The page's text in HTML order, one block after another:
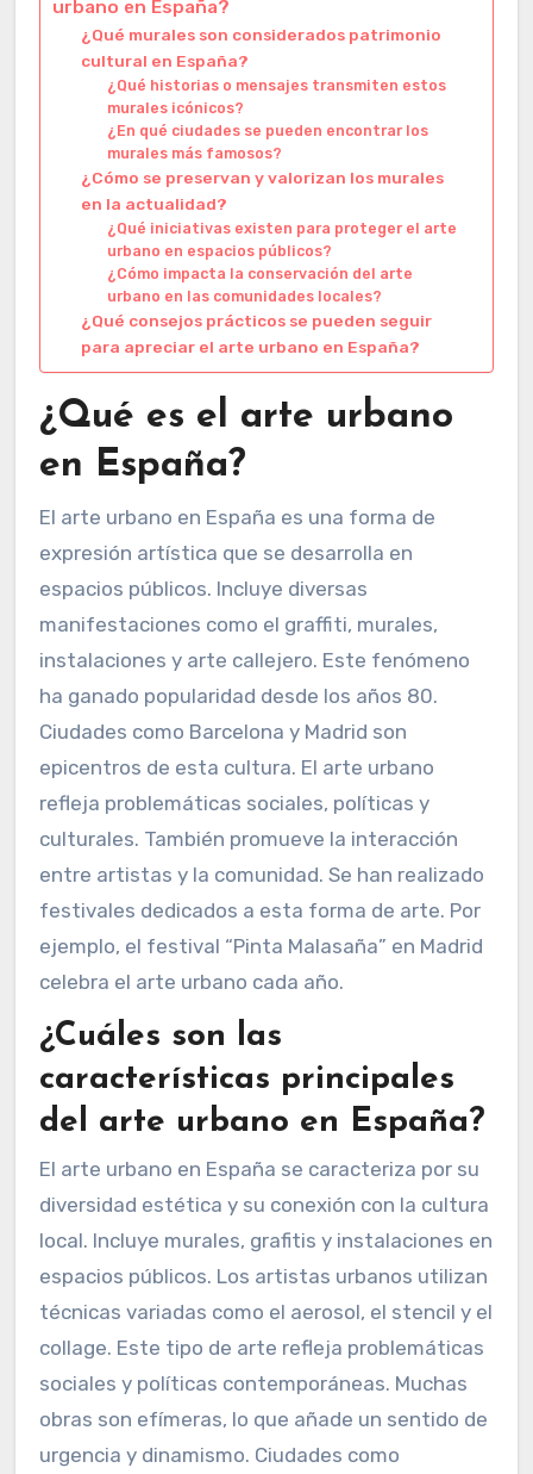
urbano en España?
¿Qué murales son considerados patrimonio
cultural en España?
¿Qué historias o mensajes transmiten estos
murales icónicos?
¿En qué ciudades se pueden encontrar los
murales más famosos?
¿Cómo se preservan y valorizan los murales
en la actualidad?
¿Qué iniciativas existen para proteger el arte
urbano en espacios públicos?
¿Cómo impacta la conservación del arte
urbano en las comunidades locales?
¿Qué consejos prácticos se pueden seguir
para apreciar el arte urbano en España?
¿Qué es el arte urbano
en España?
El arte urbano en España es una forma de
expresión artística que se desarrolla en
espacios públicos. Incluye diversas
manifestaciones como el graffiti, murales,
instalaciones y arte callejero. Este fenómeno
ha ganado popularidad desde los años 80.
Ciudades como Barcelona y Madrid son
epicentros de esta cultura. El arte urbano
refleja problemáticas sociales, políticas y
culturales. También promueve la interacción
entre artistas y la comunidad. Se han realizado
festivales dedicados a esta forma de arte. Por
ejemplo, el festival “Pinta Malasaña” en Madrid
celebra el arte urbano cada año.
¿Cuáles son las
características principales
del arte urbano en España?
El arte urbano en España se caracteriza por su
diversidad estética y su conexión con la cultura
local. Incluye murales, grafitis y instalaciones en
espacios públicos. Los artistas urbanos utilizan
técnicas variadas como el aerosol, el stencil y el
collage. Este tipo de arte refleja problemáticas
sociales y políticas contemporáneas. Muchas
obras son efímeras, lo que añade un sentido de
urgencia y dinamismo. Ciudades como